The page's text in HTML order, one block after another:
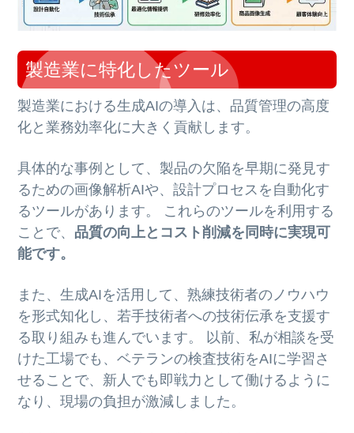
製造業に特化したツール
製造業における生成AIの導入は、品質管理の高度
化と業務効率化に大きく貢献します。
具体的な事例として、製品の欠陥を早期に発見す
るための画像解析AIや、設計プロセスを自動化す
るツールがあります。 これらのツールを利用する
ことで、 品質の向上とコスト削減を同時に実現可
能です。
また、生成AIを活用して、熟練技術者のノウハウ
を形式知化し、若手技術者への技術伝承を支援す
る取り組みも進んでいます。 以前、私が相談を受
けた工場でも、ベテランの検査技術をAIに学習さ
せることで、新人でも即戦力として働けるように
なり、現場の負担が激減しました。